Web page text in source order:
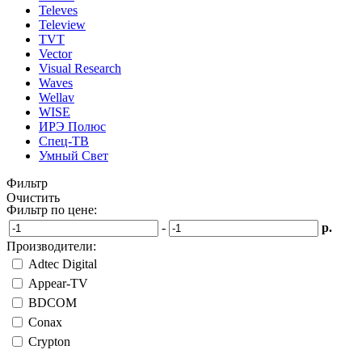
Televes
Teleview
TVT
Vector
Visual Research
Waves
Wellav
WISE
ИРЭ Полюс
Спец-ТВ
Умный Свет
Фильтр
Очистить
Фильтр по цене:
-
р.
Производители:
Adtec Digital
Appear-TV
BDCOM
Conax
Crypton